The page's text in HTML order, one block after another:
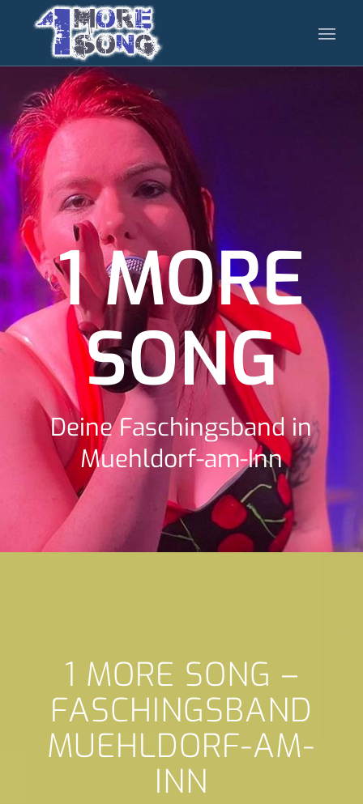
1 MORE
SONG
Deine Faschingsband in
Muehldorf-am-Inn
1 MORE SONG –
FASCHINGSBAND
MUEHLDORF-AM-
INN